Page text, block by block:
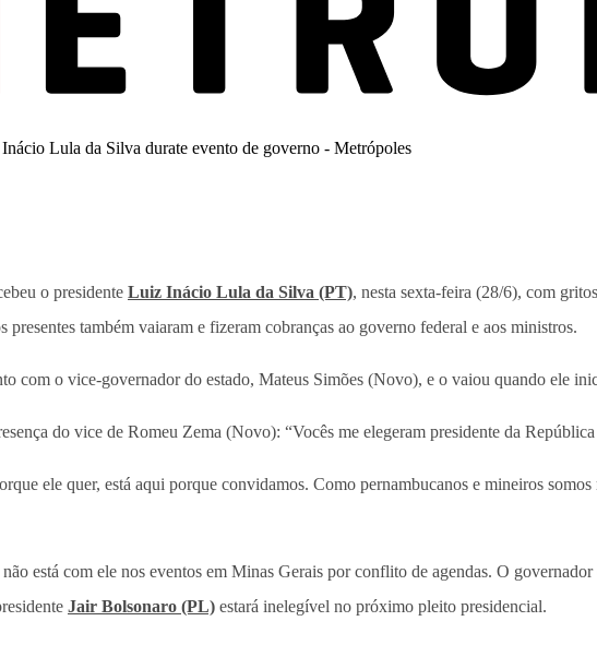
o presidente Luiz Inácio Lula da Silva (PT), nesta sexta-feira (28/6), com
também vaiaram e fizeram cobranças ao governo federal e aos ministros.
com o vice-governador do estado, Mateus Simões (Novo), e o vaiou quando ele
do vice de Romeu Zema (Novo): “Vocês me elegeram presidente da
ele quer, está aqui porque convidamos. Como pernambucanos e mineiros
está com ele nos eventos em Minas Gerais por conflito de agendas. O
Jair Bolsonaro (PL) estará inelegível no próximo pleito presidencial.